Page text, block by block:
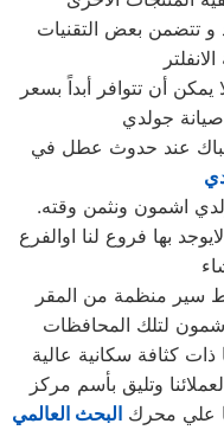
و تتضمن بعض التقنيات
يمكن أن تتوافر أبداً بسعر
جولدي
عند حدوث عطل في
بها فروع لنا اوالفرع
سير منظمة من المقر
علي محركالبحث العالمي